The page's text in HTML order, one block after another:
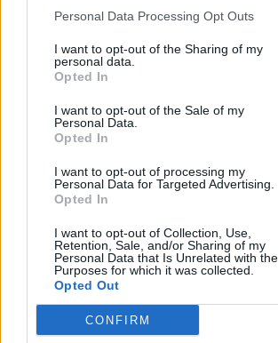
Personal Data Processing Opt Outs
I want to opt-out of the Sharing of my
personal data.
Opted In
I want to opt-out of the Sale of my
Personal Data.
Opted In
I want to opt-out of processing my
Personal Data for Targeted Advertising.
Opted In
I want to opt-out of Collection, Use,
Retention, Sale, and/or Sharing of my
Personal Data that Is Unrelated with the
Purposes for which it was collected.
Opted Out
CONFIRM
In evidenza